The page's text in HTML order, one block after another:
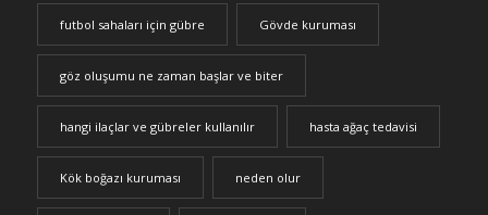
futbol sahaları için gübre Gövde kuruması
göz oluşumu ne zaman başlar ve biter
hangi ilaçlar ve gübreler kullanılır hasta ağaç tedavisi
Kök boğazı kuruması neden olur